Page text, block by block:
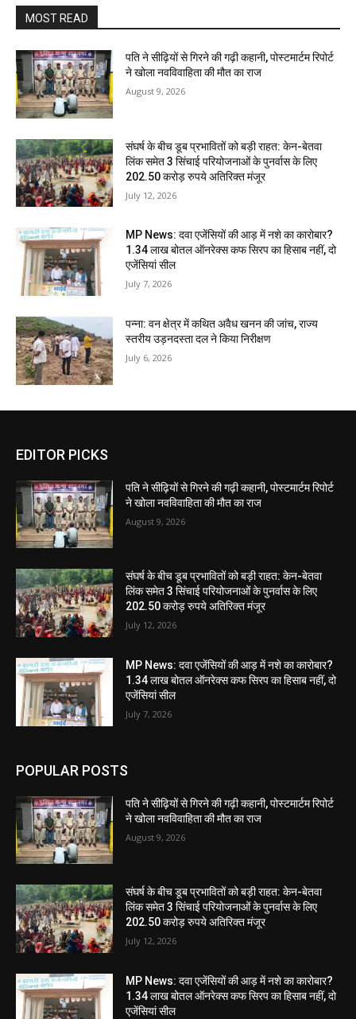
MOST READ
पति ने सीढ़ियों से गिरने की गढ़ी कहानी, पोस्टमार्टम रिपोर्ट
ने खोला नवविवाहिता की मौत का राज
August 9, 2026
संघर्ष के बीच डूब प्रभावितों को बड़ी राहत: केन-बेतवा
लिंक समेत 3 सिंचाई परियोजनाओं के पुनर्वास के लिए
202.50 करोड़ रुपये अतिरिक्त मंजूर
July 12, 2026
MP News: दवा एजेंसियों की आड़ में नशे का कारोबार?
1.34 लाख बोतल ऑनरेक्स कफ सिरप का हिसाब नहीं, दो
एजेंसियां सील
July 7, 2026
पन्ना: वन क्षेत्र में कथित अवैध खनन की जांच, राज्य
स्तरीय उड़नदस्ता दल ने किया निरीक्षण
July 6, 2026
EDITOR PICKS
पति ने सीढ़ियों से गिरने की गढ़ी कहानी, पोस्टमार्टम रिपोर्ट
ने खोला नवविवाहिता की मौत का राज
August 9, 2026
संघर्ष के बीच डूब प्रभावितों को बड़ी राहत: केन-बेतवा
लिंक समेत 3 सिंचाई परियोजनाओं के पुनर्वास के लिए
202.50 करोड़ रुपये अतिरिक्त मंजूर
July 12, 2026
MP News: दवा एजेंसियों की आड़ में नशे का कारोबार?
1.34 लाख बोतल ऑनरेक्स कफ सिरप का हिसाब नहीं, दो
एजेंसियां सील
July 7, 2026
POPULAR POSTS
पति ने सीढ़ियों से गिरने की गढ़ी कहानी, पोस्टमार्टम रिपोर्ट
ने खोला नवविवाहिता की मौत का राज
August 9, 2026
संघर्ष के बीच डूब प्रभावितों को बड़ी राहत: केन-बेतवा
लिंक समेत 3 सिंचाई परियोजनाओं के पुनर्वास के लिए
202.50 करोड़ रुपये अतिरिक्त मंजूर
July 12, 2026
MP News: दवा एजेंसियों की आड़ में नशे का कारोबार?
1.34 लाख बोतल ऑनरेक्स कफ सिरप का हिसाब नहीं, दो
एजेंसियां सील